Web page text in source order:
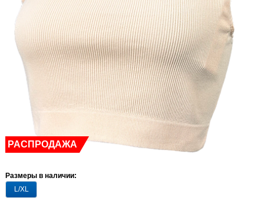
РАСПРОДАЖА
Размеры в наличии:
L/XL